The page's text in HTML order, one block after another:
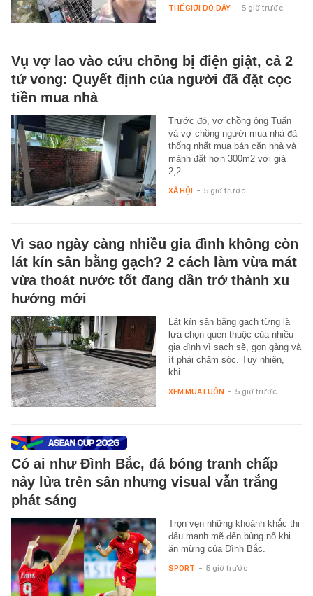
THẾ GIỚI ĐÓ ĐÂY - 5 giờ trước
Vụ vợ lao vào cứu chồng bị điện giật, cả 2
tử vong: Quyết định của người đã đặt cọc
tiền mua nhà
Trước đó, vợ chồng ông Tuấn
và vợ chồng người mua nhà đã
thống nhất mua bán căn nhà và
mảnh đất hơn 300m2 với giá
2,2…
XÃ HỘI - 5 giờ trước
Vì sao ngày càng nhiều gia đình không còn
lát kín sân bằng gạch? 2 cách làm vừa mát
vừa thoát nước tốt đang dần trở thành xu
hướng mới
Lát kín sân bằng gạch từng là
lựa chọn quen thuộc của nhiều
gia đình vì sạch sẽ, gọn gàng và
ít phải chăm sóc. Tuy nhiên,
khi…
XEM MUA LUÔN - 5 giờ trước
Có ai như Đình Bắc, đá bóng tranh chấp
nảy lửa trên sân nhưng visual vẫn trắng
phát sáng
Trọn vẹn những khoảnh khắc thi
đấu mạnh mẽ đến bùng nổ khi
ăn mừng của Đình Bắc.
SPORT - 5 giờ trước